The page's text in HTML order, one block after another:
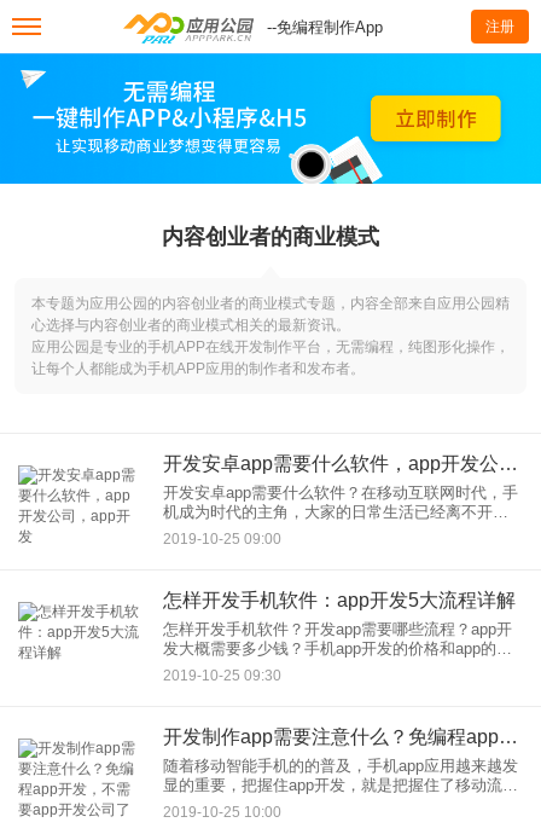
--免编程制作App 注册
内容创业者的商业模式
本专题为应用公园的内容创业者的商业模式专题，内容全部来自应用公园精
心选择与内容创业者的商业模式相关的最新资讯。
应用公园是专业的手机APP在线开发制作平台，无需编程，纯图形化操作，
让每个人都能成为手机APP应用的制作者和发布者。
开发安卓app需要什么软件，app开发公司，app开发
开发安卓app需要什么软件？在移动互联网时代，手
机成为时代的主角，大家的日常生活已经离不开手
机，手机app成为较大的流量入口，巨大赚钱效应自
然吸引了企业及创业者的目光。如何开发app？开发
2019-10-25 09:00
怎样开发手机软件：app开发5大流程详解
怎样开发手机软件？开发app需要哪些流程？app开
发大概需要多少钱？手机app开发的价格和app的功
能需有很大关系，如果只是简单的图文展示类，功
能简单，开发工作量小，成本自然低；如果是大型
2019-10-25 09:30
开发制作app需要注意什么？免编程app开发，不需要app开发公司了
随着移动智能手机的的普及，手机app应用越来越发
显的重要，把握住app开发，就是把握住了移动流量
的重要关口，很多企业也开始着手app开发。但是在
手机app竞争如此激烈的今天，如何让自己的app从
2019-10-25 10:00